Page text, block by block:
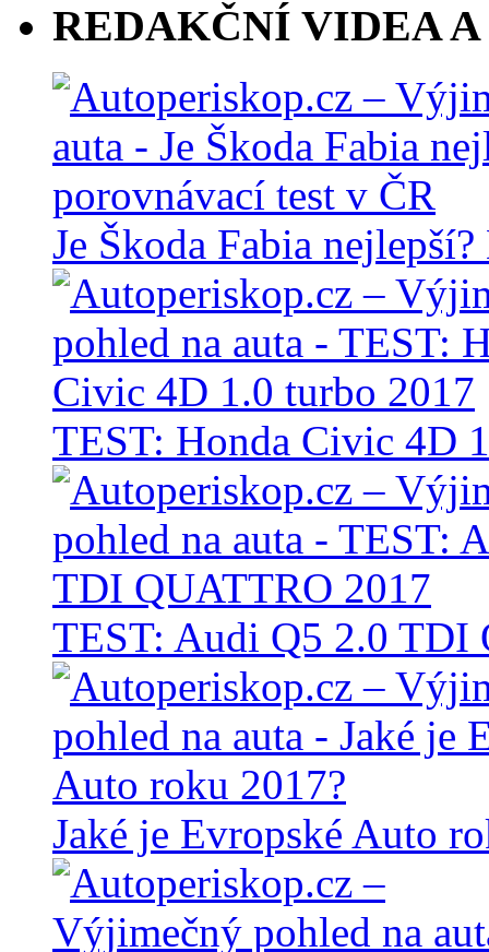
REDAKČNÍ VIDEA A
Je Škoda Fabia
TEST: Honda Civic 4D
TEST: Audi Q5 2.0 TDI
Jaké je Evropské Auto